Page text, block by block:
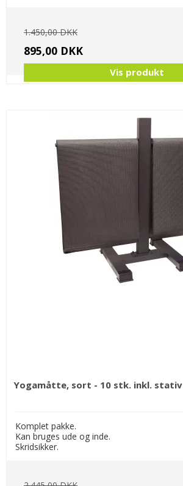
1.450,00 DKK
895,00 DKK
Vis produkt
Yogamåtte, sort - 10 stk. inkl. stativ
Komplet pakke.
Kan bruges ude og inde.
Skridsikker.